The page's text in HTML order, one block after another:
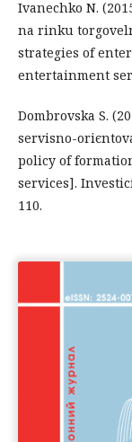
Ivanechko N.
na rinku
strategies of
entertainment
Dombrovska S.
servіsno-
policy of
services].
110.